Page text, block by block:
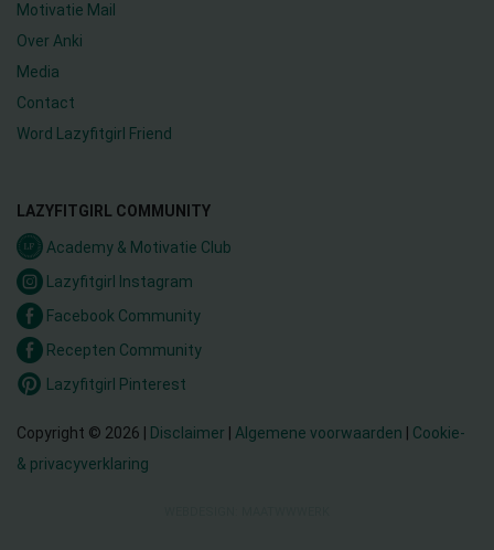
Motivatie Mail
Over Anki
Media
Contact
Word Lazyfitgirl Friend
LAZYFITGIRL COMMUNITY
Academy & Motivatie Club
Lazyfitgirl Instagram
Facebook Community
Recepten Community
Lazyfitgirl Pinterest
Copyright © 2026 | Disclaimer Algemene voorwaarden
Cookie-
& privacyverklaring